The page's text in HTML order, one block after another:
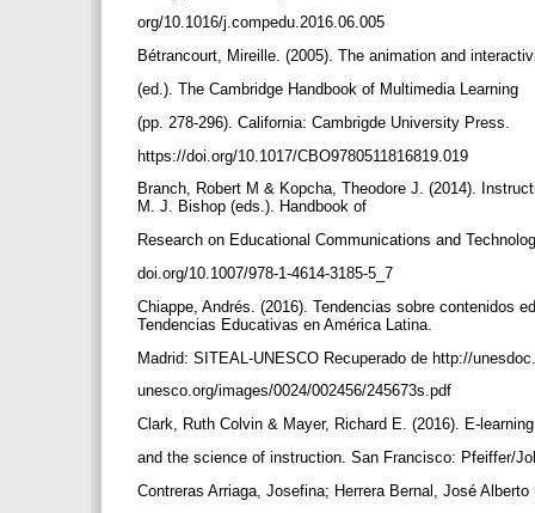
org/10.1016/j.compedu.2016.06.005
Bétrancourt, Mireille. (2005). The animation and
(ed.). The Cambridge Handbook of Multimedia Learning
(pp. 278-296). California: Cambrigde University Press.
https://doi.org/10.1017/CBO9780511816819.019
Branch, Robert M & Kopcha, Theodore J. (2014).
M. J. Bishop (eds.). Handbook of
Research on Educational Communications and
doi.org/10.1007/978-1-4614-3185-5_7
Chiappe, Andrés. (2016). Tendencias sobre contenidos
Tendencias Educativas en América Latina.
Madrid: SITEAL-UNESCO Recuperado de http://
unesco.org/images/0024/002456/245673s.pdf
Clark, Ruth Colvin & Mayer, Richard E. (2016). E-
and the science of instruction. San Francisco: Pfeiffer/
Contreras Arriaga, Josefina; Herrera Bernal, José Alberto